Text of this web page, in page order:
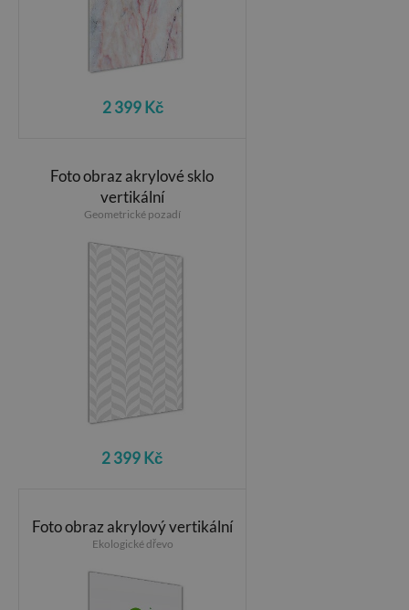
2 399 Kč
Foto obraz akrylové sklo
vertikální
Geometrické pozadí
2 399 Kč
Foto obraz akrylový vertikální
Ekologické dřevo